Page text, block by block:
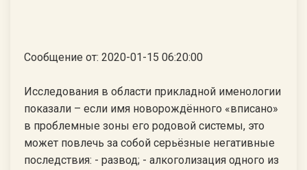
Сообщение от: 2020-01-15 06:20:00
Исследования в области прикладной именологии
показали – если имя новорождённого «вписано»
в проблемные зоны его родовой системы, это
может повлечь за собой серьёзные негативные
последствия: - развод; - алкоголизация одного из